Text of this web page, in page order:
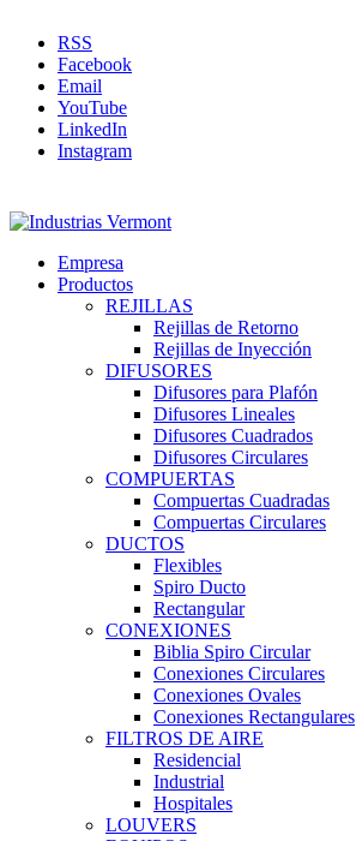
RSS
Facebook
Email
YouTube
LinkedIn
Instagram
Empresa
Productos
REJILLAS
Rejillas de Retorno
Rejillas de Inyección
DIFUSORES
Difusores para Plafón
Difusores Lineales
Difusores Cuadrados
Difusores Circulares
COMPUERTAS
Compuertas Cuadradas
Compuertas Circulares
DUCTOS
Flexibles
Spiro Ducto
Rectangular
CONEXIONES
Biblia Spiro Circular
Conexiones Circulares
Conexiones Ovales
Conexiones Rectangulares
FILTROS DE AIRE
Residencial
Industrial
Hospitales
LOUVERS